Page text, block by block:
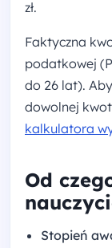
zł.
Faktyczna
podatkowej
do 26 lat).
dowolnej
kalkulatora
Od
Stopień